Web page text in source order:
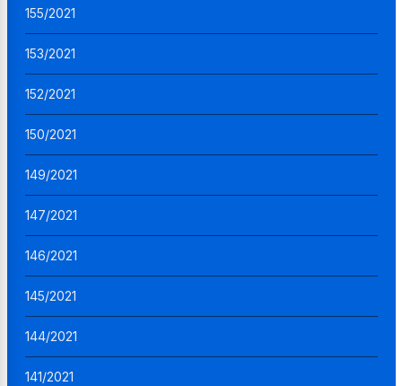
155/2021
153/2021
152/2021
150/2021
149/2021
147/2021
146/2021
145/2021
144/2021
141/2021